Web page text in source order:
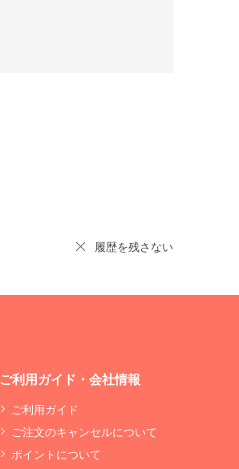
履歴を残さない
ご利用ガイド・会社情報
ご利用ガイド
ご注文のキャンセルについて
ポイントについて